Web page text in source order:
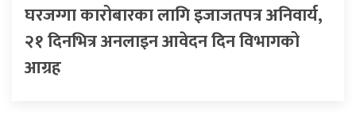
घरजग्गा कारोबारका लागि इजाजतपत्र अनिवार्य,
२१ दिनभित्र अनलाइन आवेदन दिन विभागको
आग्रह